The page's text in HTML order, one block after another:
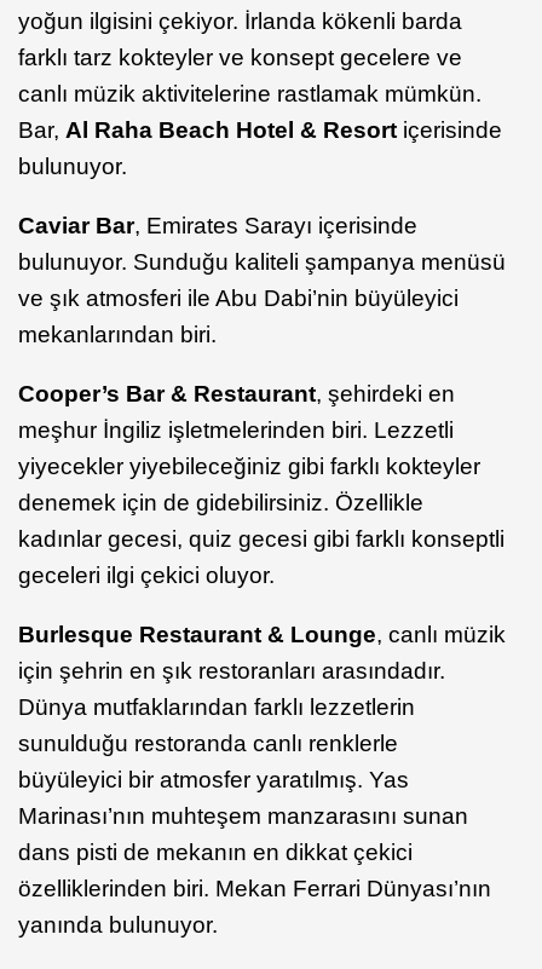
yoğun ilgisini çekiyor. İrlanda kökenli barda
farklı tarz kokteyler ve konsept gecelere ve
canlı müzik aktivitelerine rastlamak mümkün.
Bar, Al Raha Beach Hotel & Resort içerisinde
bulunuyor.
Caviar Bar, Emirates Sarayı içerisinde
bulunuyor. Sunduğu kaliteli şampanya menüsü
ve şık atmosferi ile Abu Dabi’nin büyüleyici
mekanlarından biri.
Cooper’s Bar & Restaurant, şehirdeki en
meşhur İngiliz işletmelerinden biri. Lezzetli
yiyecekler yiyebileceğiniz gibi farklı kokteyler
denemek için de gidebilirsiniz. Özellikle
kadınlar gecesi, quiz gecesi gibi farklı konseptli
geceleri ilgi çekici oluyor.
Burlesque Restaurant & Lounge, canlı müzik
için şehrin en şık restoranları arasındadır.
Dünya mutfaklarından farklı lezzetlerin
sunulduğu restoranda canlı renklerle
büyüleyici bir atmosfer yaratılmış. Yas
Marinası’nın muhteşem manzarasını sunan
dans pisti de mekanın en dikkat çekici
özelliklerinden biri. Mekan Ferrari Dünyası’nın
yanında bulunuyor.